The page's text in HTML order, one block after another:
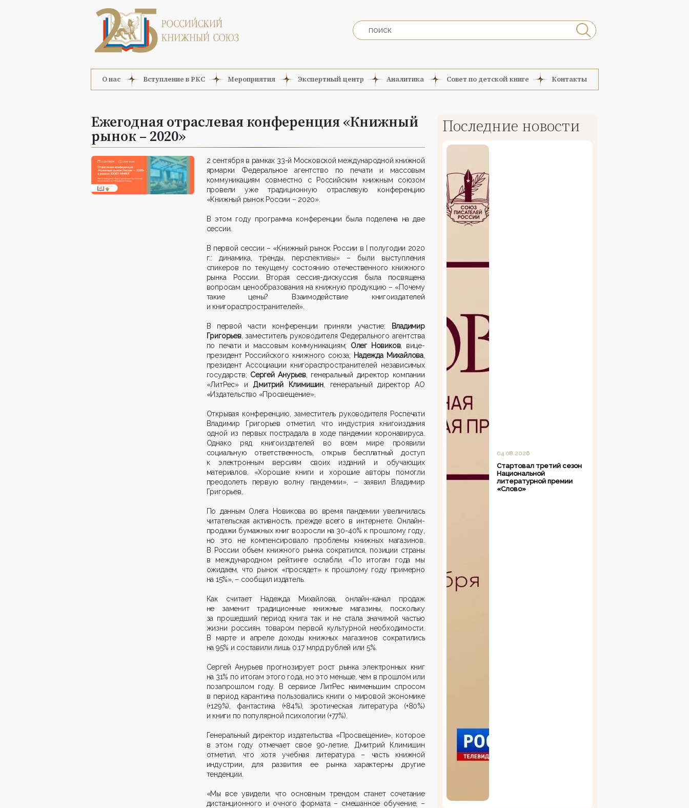
О нас Вступление в РКС Мероприятия Экспертный центр Аналитика Совет по детской книге Контакты
Ежегодная отраслевая конференция «Книжный
рынок – 2020»
2 сентября в рамках 33-й Московской международной книжной
ярмарки Федеральное агентство по печати и массовым
коммуникациям совместно с Российским книжным союзом
провели уже традиционную отраслевую конференцию
«Книжный рынок России – 2020».
В этом году программа конференции была поделена на две
сессии.
В первой сессии – «Книжный рынок России в I полугодии 2020
г.: динамика, тренды, перспективы» – были выступления
спикеров по текущему состоянию отечественного книжного
рынка России. Вторая сессия-дискуссия была посвящена
вопросам ценообразования на книжную продукцию – «Почему
такие цены? Взаимодействие книгоиздателей
и книгораспространителей».
В первой части конференции приняли участие: Владимир
Григорьев, заместитель руководителя Федерального агентства
по печати и массовым коммуникациям; Олег Новиков, вице-
президент Российского книжного союза; Надежда Михайлова
президент Ассоциации книгораспространителей независимых
государств; Сергей Анурьев, генеральный директор компании
«ЛитРес» и Дмитрий Климишин , генеральный директор АО
«Издательство «Просвещение».
Открывая конференцию, заместитель руководителя Роспечати
Владимир Григорьев отметил, что индустрия книгоиздания
одной из первых пострадала в ходе пандемии коронавируса.
Однако ряд книгоиздателей во всем мире проявили
социальную ответственность, открыв бесплатный доступ
к электронным версиям своих изданий и обучающих
материалов. «Хорошие книги и хорошие авторы помогли
преодолеть первую волну пандемии», – заявил Владимир
Григорьев.
По данным Олега Новикова во время пандемии увеличилась
читательская активность, прежде всего в интернете. Онлайн-
продажи бумажных книг возросли на 30-40% к прошлому году,
но это не компенсировало проблемы книжных магазинов.
В России объем книжного рынка сократился, позиции страны
в международном рейтинге ослабли. «По итогам года мы
ожидаем, что рынок «просядет» к прошлому году примерно
на 15%», – сообщил издатель.
Как считает Надежда Михайлова, онлайн-канал продаж
не заменит традиционные книжные магазины, поскольку
за прошедший период книга так и не стала значимой частью
жизни россиян, товаром первой культурной необходимости.
В марте и апреле доходы книжных магазинов сократились
на 95% и составили лишь 0.17 млрд рублей или 5%.
Сергей Анурьев прогнозирует рост рынка электронных книг
на 31% по итогам этого года, но это меньше, чем в прошлом или
позапрошлом году. В сервисе ЛитРес наименьшим спросом
в период карантина пользовались книги о мировой экономике
(+129%), фантастика (+84%), эротическая литература (+80%)
и книги по популярной психологии (+77%).
Генеральный директор издательства «Просвещение», которое
в этом году отмечает свое 90-летие, Дмитрий Климишин
отметил, что хотя учебная литература – часть книжной
индустрии, для развития ее рынка характерны другие
тенденции.
«Мы все увидели, что основным трендом станет сочетание
дистанционного и очного формата – смешанное обучение, –
Последние новости
04.08.2026
Стартовал третий сезон
Национальной
литературной премии
«Слово»